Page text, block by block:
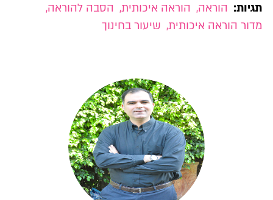
תגיות: הוראה, הוראה איכותית, הסבה להוראה,
מדור הוראה איכותית, שיעור בחינוך